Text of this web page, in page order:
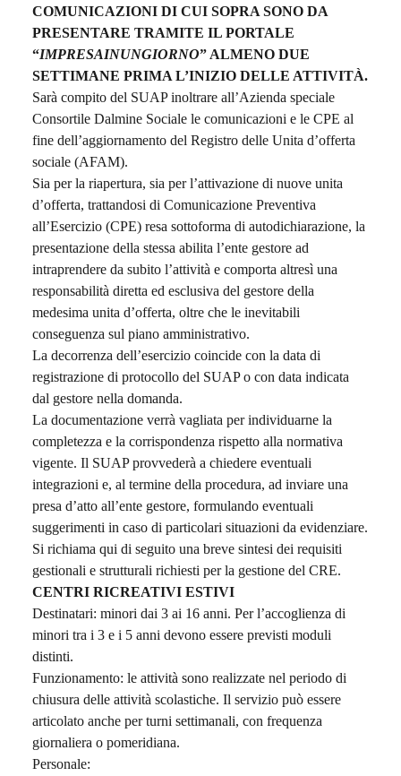
COMUNICAZIONI DI CUI SOPRA SONO DA
PRESENTARE TRAMITE IL PORTALE
“IMPRESAINUNGIORNO” ALMENO DUE
SETTIMANE PRIMA L’INIZIO DELLE ATTIVITÀ.
Sarà compito del SUAP inoltrare all’Azienda speciale
Consortile Dalmine Sociale le comunicazioni e le CPE al
fine dell’aggiornamento del Registro delle Unita d’offerta
sociale (AFAM).
Sia per la riapertura, sia per l’attivazione di nuove unita
d’offerta, trattandosi di Comunicazione Preventiva
all’Esercizio (CPE) resa sottoforma di autodichiarazione, la
presentazione della stessa abilita l’ente gestore ad
intraprendere da subito l’attività e comporta altresì una
responsabilità diretta ed esclusiva del gestore della
medesima unita d’offerta, oltre che le inevitabili
conseguenza sul piano amministrativo.
La decorrenza dell’esercizio coincide con la data di
registrazione di protocollo del SUAP o con data indicata
dal gestore nella domanda.
La documentazione verrà vagliata per individuarne la
completezza e la corrispondenza rispetto alla normativa
vigente. Il SUAP provvederà a chiedere eventuali
integrazioni e, al termine della procedura, ad inviare una
presa d’atto all’ente gestore, formulando eventuali
suggerimenti in caso di particolari situazioni da evidenziare.
Si richiama qui di seguito una breve sintesi dei requisiti
gestionali e strutturali richiesti per la gestione del CRE.
CENTRI RICREATIVI ESTIVI
Destinatari: minori dai 3 ai 16 anni. Per l’accoglienza di
minori tra i 3 e i 5 anni devono essere previsti moduli
distinti.
Funzionamento: le attività sono realizzate nel periodo di
chiusura delle attività scolastiche. Il servizio può essere
articolato anche per turni settimanali, con frequenza
giornaliera o pomeridiana.
Personale: